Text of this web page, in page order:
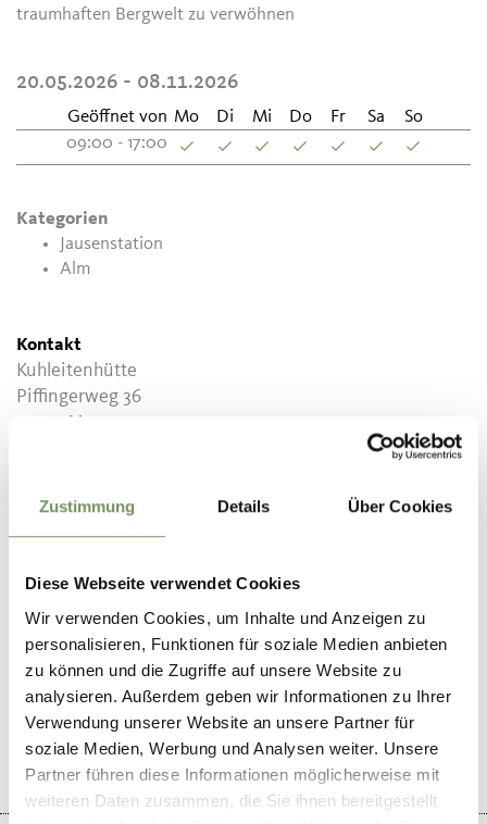
Zustimmung Details Über Cookies
Diese Webseite verwendet Cookies
Wir verwenden Cookies, um Inhalte und Anzeigen zu
personalisieren, Funktionen für soziale Medien anbieten
zu können und die Zugriffe auf unsere Website zu
analysieren. Außerdem geben wir Informationen zu Ihrer
Verwendung unserer Website an unsere Partner für
soziale Medien, Werbung und Analysen weiter. Unsere
Partner führen diese Informationen möglicherweise mit
weiteren Daten zusammen, die Sie ihnen bereitgestellt
traumhaften Bergwelt zu verwöhnen
20.05.2026 - 08.11.2026
Geöffnet von Mo Di Mi Do Fr Sa
So
09:00 - 17:00
Kategorien
Jausenstation
Alm
Kontakt
Kuhleitenhütte
Piffingerweg 36
Meran 2000
www.kuhleiten.it
WAR DER INHALT FÜR DICH HILFREICH?